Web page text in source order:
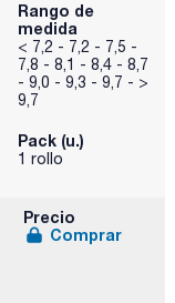
Rango de
medida
< 7,2 - 7,2 - 7,5 -
7,8 - 8,1 - 8,4 - 8,7
- 9,0 - 9,3 - 9,7 - >
9,7
Pack (u.)
1 rollo
Precio
Comprar